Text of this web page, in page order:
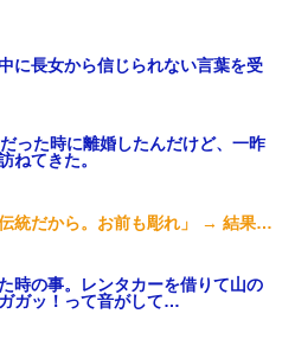
に長女から信じられない言葉を受
った時に離婚したんだけど、一昨
ねてきた。
統だから。お前も彫れ」 → 結果…
時の事。レンタカーを借りて山の
ガッ！って音がして…